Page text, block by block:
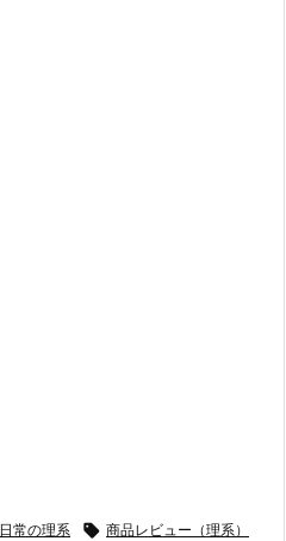
日常の理系  商品レビュー（理系）